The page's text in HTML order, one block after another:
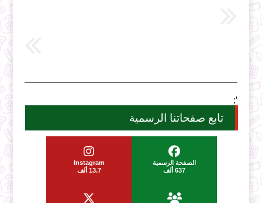
';
تابع صفحاتنا الرسمية
الصفحة الرسمية
637 ألف
Instagram
13.7 ألف